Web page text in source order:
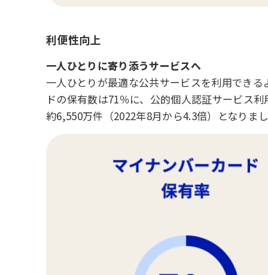
利便性向上
一人ひとりに寄り添うサービスへ
一人ひとりが最適な公共サービスを利用でき
ドの保有数は71％に、公的個人認証サービス
約6,550万件（2022年8月から4.3倍）となりま